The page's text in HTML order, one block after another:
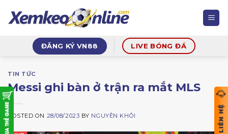
ĐĂNG KÝ VN88 LIVE BÓNG ĐÁ
TIN TỨC
Messi ghi bàn ở trận ra mắt MLS
POSTED ON 28/08/2023 BY NGUYÊN KHÔI